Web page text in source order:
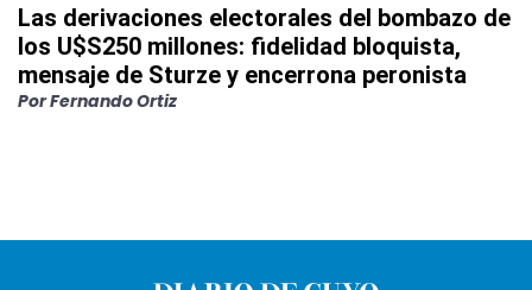
Las derivaciones electorales del bombazo de
los U$S250 millones: fidelidad bloquista,
mensaje de Sturze y encerrona peronista
PorFernando Ortiz